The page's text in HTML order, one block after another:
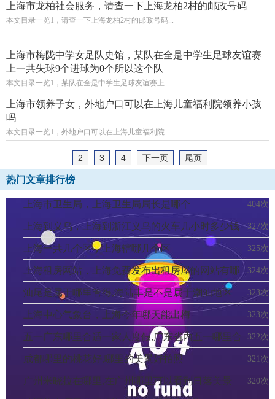
上海市龙柏社会服务，请查一下上海龙柏2村的邮政号码
本文目录一览1，请查一下上海龙柏2村的邮政号码...
上海市梅陇中学女足队史馆，某队在全是中学生足球友谊赛
上一共失球9个进球为0个所以这个队
本文目录一览1，某队在全是中学生足球友谊赛上...
上海市领养子女，外地户口可以在上海儿童福利院领养小孩
吗
本文目录一览1，外地户口可以在上海儿童福利院...
2 3 4 下一页 尾页
热门文章排行榜
404次
上海市卫生局，上海卫生局局长是哪个
327次
上海到义乌，上海到浙江义乌的火车几小时多少钱
325次
上海一共几个区，上海辖哪几个区
324次
上海租房网站，上海免费发布出租房屋的网站有哪
些 323次
汕尾是属于哪里管得,海陆丰是不是属于潮汕地区
323次
上海中心气象台，上海今年哪天能出梅
322次
五一广东哪里合适一家人度假,广东省内五一哪里合
适旅游 321次
成都哪里的桃花好,哪里的美景好拍照
320次
广州米晓拉在哪里,在广州哪里可以看到日落美景